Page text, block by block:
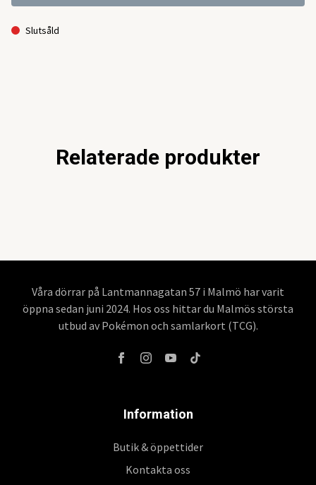
Slutsåld
Relaterade produkter
Våra dörrar på Lantmannagatan 57 i Malmö har varit
öppna sedan juni 2024. Hos oss hittar du Malmös största
utbud av Pokémon och samlarkort (TCG).
Information
Butik & öppettider
Kontakta oss